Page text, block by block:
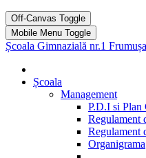
Off-Canvas Toggle
Mobile Menu Toggle
Școala Gimnazială nr.1
Școala
Management
P.D.I si Plan
Regulament
Regulament
Organigrama